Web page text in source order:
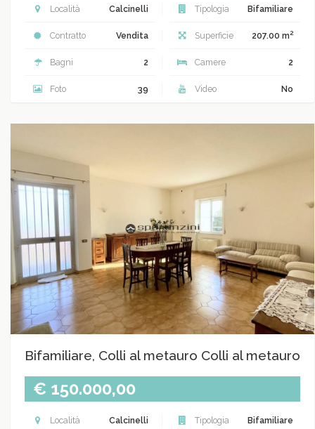
Località Calcinelli Tipologia Bifamiliare
Contratto Vendita Superficie 207.00 m2
Bagni 2 Camere 2
Foto 39 Video No
Bifamiliare, Colli al metauro Colli al metauro
€ 150.000,00
Località Calcinelli Tipologia Bifamiliare